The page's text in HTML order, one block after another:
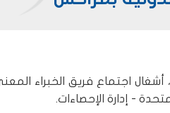
6 مايو 2025 بمراكش، أشغال اجتماع فريق
- إدارة الإحصاءات.